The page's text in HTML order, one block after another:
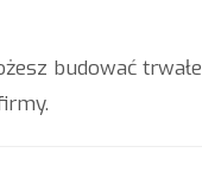
budować trwałe